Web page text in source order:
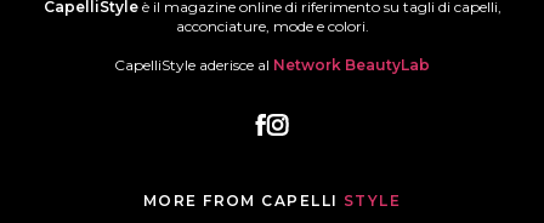
CapelliStyleè il magazine online di riferimento su tagli di capelli,
acconciature, mode e colori.
CapelliStyle aderisce al Network BeautyLab
MORE FROM CAPELLI STYLE